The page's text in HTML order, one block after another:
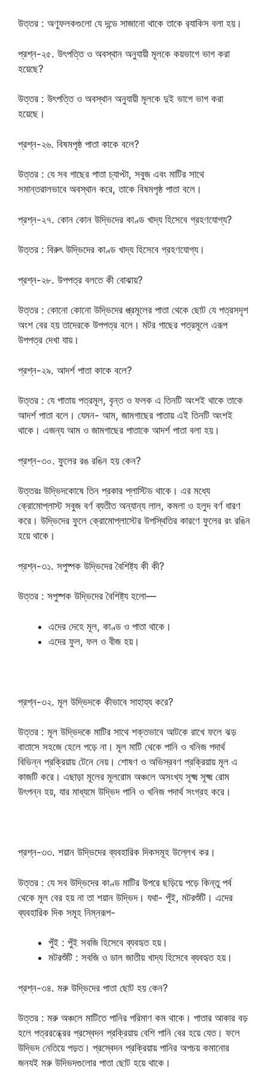
উত্তর : অণুফলকগুলো যে দন্ডে সাজানো থাকে তাকে র‌্যাকিস বলা হয়।
প্রশ্ন-২৫. উৎপত্তি ও অবস্থান অনুযায়ী মূলকে কয়ভাগে ভাগ করা
হয়েছে?
উত্তর : উৎপত্তি ও অবস্থান অনুযায়ী মূলকে দুই ভাগে ভাগ করা
হয়েছে।
প্রশ্ন-২৬. বিষমপৃষ্ঠ পাতা কাকে বলে?
উত্তর : যে সব গাছের পাতা চ্যাপ্টা, সবুজ এবং মাটির সাথে
সমান্তরালভাবে অবস্থান করে, তাকে বিষমপৃষ্ঠ পাতা বলে।
প্রশ্ন-২৭. কোন কোন উদ্ভিদের কাণ্ড খাদ্য হিসেবে গ্রহণযোগ্য?
উত্তর : বিরুৎ উদ্ভিদের কাণ্ড খাদ্য হিসেবে গ্রহণযোগ্য।
প্রশ্ন-২৮. উপপত্র বলতে কী বোঝায়?
উত্তর : কোনো কোনো উদ্ভিদের প্ত্রমূলের পাতা থেকে ছোট যে পত্রসদৃশ
অংশ বের হয় তাদেরকে উপপত্র বলে। মটর গাছের পত্রমূলে এরূপ
উপপত্র দেখা যায়।
প্রশ্ন-২৯. আদর্শ পাতা কাকে বলে?
উত্তর : যে পাতায় পত্রমূল, বৃন্ত ও ফলক এ তিনটি অংশই থাকে তাকে
আদর্শ পাতা বলে। যেমন- আম, জামগাছের পাতায় এই তিনটি অংশই
থাকে। এজন্য আম ও জামগাছের পাতাকে আদর্শ পাতা বলা হয়।
প্রশ্ন-৩০. ফুলের রঙ রঙিন হয় কেন?
উত্তরঃ উদ্ভিদকোষে তিন প্রকার প্লাস্টিড থাকে। এর মধ্যে
ক্রোমোপ্লাস্ট সবুজ বর্ণ ব্যতীত অন্যান্য লাল, কমলা ও হলুদ বর্ণ ধারণ
করে। উদ্ভিদের ফুলে ক্রোমোপ্লাস্টের উপস্থিতির কারণে ফুলের রং রঙিন
হয়ে থাকে।
প্রশ্ন-৩১. সপুষ্পক উদ্ভিদের বৈশিষ্ট্য কী কী?
উত্তর : সপুষ্পক উদ্ভিদের বৈশিষ্ট্য হলো—
এদের দেহে মূল, কাণ্ড ও পাতা থাকে।
এদের ফুল, ফল ও বীজ হয়।
প্রশ্ন-৩২. মূল উদ্ভিদকে কীভাবে সাহায্য করে?
উত্তর : মূল উদ্ভিদকে মাটির সাথে শক্তভাবে আটকে রাখে ফলে ঝড়
বাতাসে সহজে হেলে পড়ে না। মূল মাটি থেকে পানি ও খনিজ পদার্থ
বিভিন্ন প্রক্রিয়ায় টেনে নেয়। শোষণ ও অভিস্রবণ প্রক্রিয়ায় মূল এ
কাজটি করে। এছাড়া মূলের মূলরোম অঞ্চলে অসংখ্য সূক্ষ্ম সূক্ষ্ম রোম
উৎপন্ন হয়, যার মাধ্যমে উদ্ভিদ পানি ও খনিজ পদার্থ সংগ্রহ করে।
প্রশ্ন-৩৩. শয়ান উদ্ভিদের ব্যবহারিক দিকসমূহ উল্লেখ কর।
উত্তর : যে সব উদ্ভিদের কাণ্ড মাটির উপরে ছড়িয়ে পড়ে কিন্তু পর্ব
থেকে মূল বের হয় না তা শয়ান উদ্ভিদ। যথা- পুঁই, মটরশুঁটি। এদের
ব্যবহারিক দিক সমূহ নিম্নরূপ-
পুঁই : পুঁই সবজি হিসেবে ব্যবহৃত হয়।
মটরশুঁটি : সবজি ও ডাল জাতীয় খাদ্য হিসেবে ব্যবহৃত হয়।
প্রশ্ন-৩৪. মরু উদ্ভিদের পাতা ছোট হয় কেন?
উত্তর : মরু অঞ্চলে মাটিতে পানির পরিমাণ কম থাকে। পাতার আকার বড়
হলে পত্ররন্ধ্রের প্রস্বেদন প্রক্রিয়ায় বেশি পানি বের হয়ে যেত। ফলে
উদ্ভিদ নেতিয়ে পড়ত। প্রস্বেদন প্রক্রিয়ায় পানির অপচয় কমানোর
জন্যই মরু উদ্ভিদগুলোর পাতা ছোট হয়ে থাকে।